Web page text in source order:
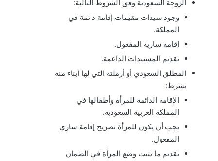
الزوجة السعودية وفق الشروط التالية:
وجود سيدات مقيمات إقامة دائمة في
المملكة.
إقامة سارية المفعول.
تقديم المستندات الداعمة.
المطلق السعودي أو أرملته التي لها أبناء منه
بشرط:
الإقامة الدائمة للمرأة وأطفالها في
المملكة العربية السعودية.
يجب أن يكون للمرأة تصريح إقامة ساري
المفعول.
تقديم ما يثبت وضع المرأة في الضمان